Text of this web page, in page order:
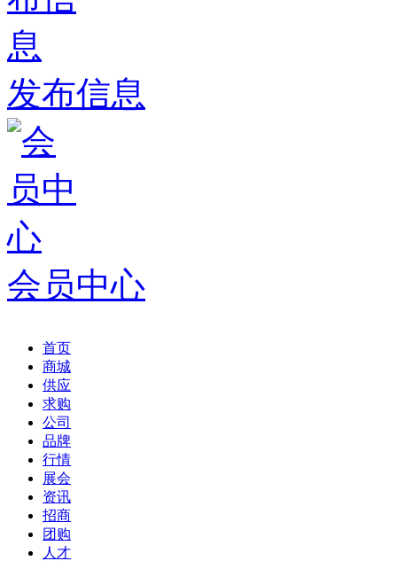
发布信息
会员中心
首页
商城
供应
求购
公司
品牌
行情
展会
资讯
招商
团购
人才